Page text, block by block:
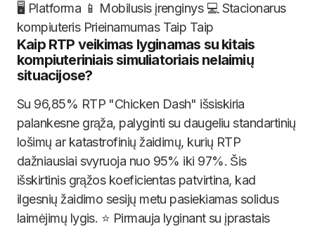
🖥️ Platforma 📱 Mobilusis įrenginys 💻 Stacionarus
kompiuteris Prieinamumas Taip Taip
Kaip RTP veikimas lyginamas su kitais
kompiuteriniais simuliatoriais nelaimių
situacijose?
Su 96,85% RTP "Chicken Dash" išsiskiria
palankesne grąža, palyginti su daugeliu standartinių
lošimų ar katastrofinių žaidimų, kurių RTP
dažniausiai svyruoja nuo 95% iki 97%. Šis
išskirtinis grąžos koeficientas patvirtina, kad
ilgesnių žaidimo sesijų metu pasiekiamas solidus
laimėjimų lygis. ⭐ Pirmauja lyginant su įprastais